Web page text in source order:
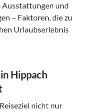
und
– Faktoren, die zu
Urlaubserlebnis
Hippach
nicht nur